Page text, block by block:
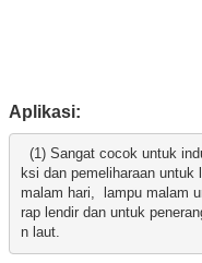
Aplikasi:
(1) Sangat cocok untuk
ksi dan pemeliharaan
malam hari,
lampu malam
rap lendir dan untuk
n laut.